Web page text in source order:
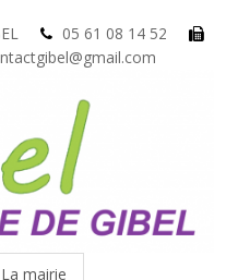
05 61 08 14 52
La mairie